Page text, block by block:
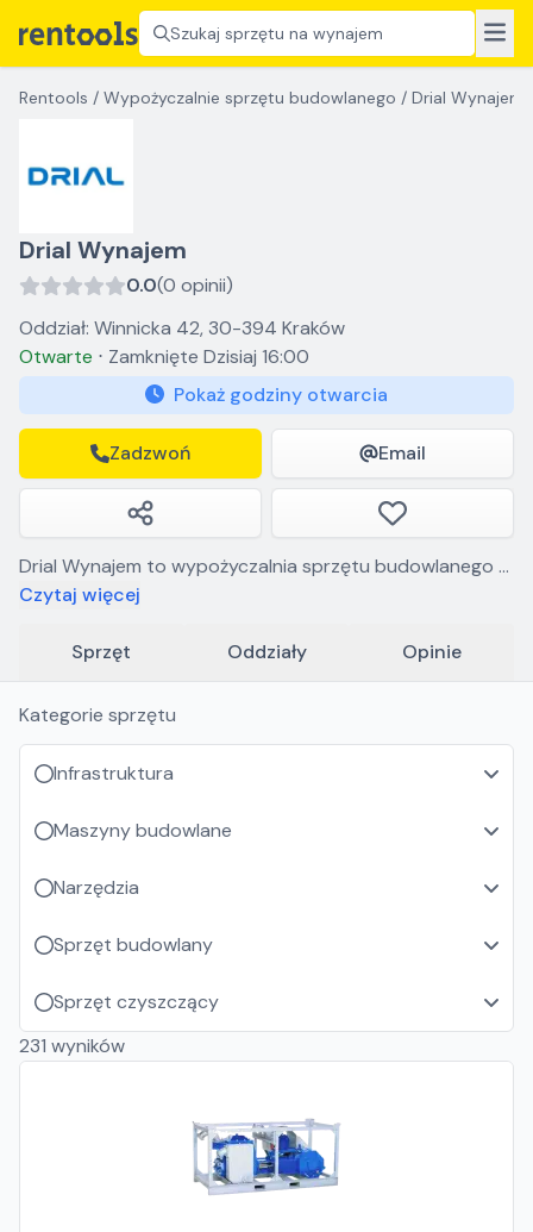
Szukaj sprzętu na wynajem
Rentools / Wypożyczalnie sprzętu budowlanego / Drial Wynajem
Drial Wynajem
0.0(0 opinii)
Oddział: Winnicka 42, 30-394 Kraków
Otwarte ⋅ Zamknięte Dzisiaj 16:00
Pokaż godziny otwarcia
Zadzwoń Email
Drial Wynajem to wypożyczalnia sprzętu budowlanego z
najszerszą ofertą na rynku. Od nas nie usłyszysz, że się
Czytaj więcej
Sprzęt Oddziały Opinie
Kategorie sprzętu
Infrastruktura
Maszyny budowlane
Narzędzia
Sprzęt budowlany
Sprzęt czyszczący
231 wyników